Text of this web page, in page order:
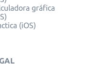
gráfica
(iOS)